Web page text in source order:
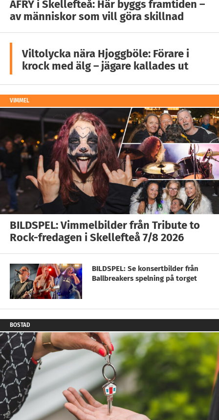
AFRY i Skellefteå: Här byggs framtiden –
av människor som vill göra skillnad
Viltolycka nära Hjoggböle: Förare i
krock med älg – jägare kallades ut
VIMMEL
BILDSPEL: Vimmelbilder från Tribute to
Rock-fredagen i Skellefteå 7/8 2026
BILDSPEL: Se konsertbilder från
Ballbreakers spelning på torget
BOSTAD